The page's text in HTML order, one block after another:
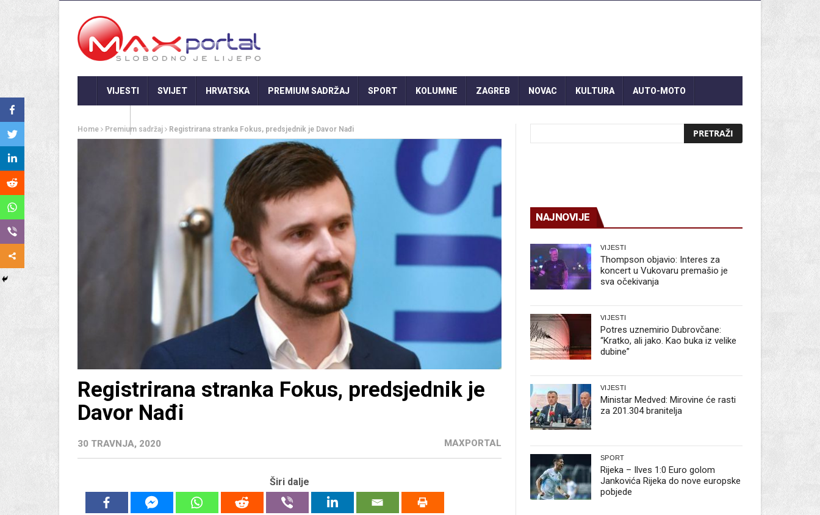
VIJESTI SVIJET HRVATSKA PREMIUM SADRŽAJ SPORT KOLUMNE ZAGREB NOVAC KULTURA AUTO-MOTO
Home Premium sadržaj Registrirana stranka Fokus, predsjednik je Davor Nađi
Registrirana stranka Fokus, predsjednik je
Davor Nađi
30 TRAVNJA, 2020 MAXPORTAL
Širi dalje
NAJNOVIJE
VIJESTI
Thompson objavio: Interes za
koncert u Vukovaru premašio je
sva očekivanja
VIJESTI
Potres uznemirio Dubrovčane:
“Kratko, ali jako. Kao buka iz velike
dubine”
VIJESTI
Ministar Medved: Mirovine će rasti
za 201.304 branitelja
SPORT
Rijeka – Ilves 1:0 Euro golom
Jankovića Rijeka do nove europske
pobjede